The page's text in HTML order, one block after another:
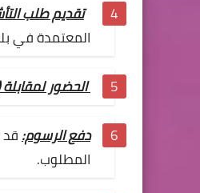
تقديم طلب
المعتمدة في
الحضور لمقابلة
دفع الرسوم:قد
المطلوب.